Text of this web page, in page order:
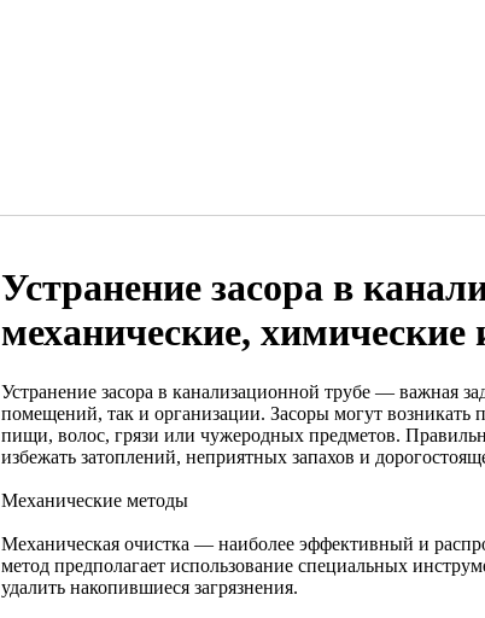
Устранение засора в
механические,
Устранение засора в канализационной трубе — важная
помещений, так и организации. Засоры могут возникать
пищи, волос, грязи или чужеродных предметов.
избежать затоплений, неприятных запахов и
Механические методы
Механическая очистка — наиболее эффективный и
метод предполагает использование специальных
удалить накопившиеся загрязнения.